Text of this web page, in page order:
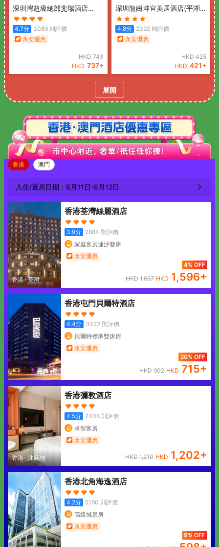
深圳灣超級總部斐瑞酒店
(Shenzhen Bay Super
Headquarters Feria Hotel)
4.7分 3089 則評價
永安優惠
HKD743
HKD 737+
深圳龍崗坤宜美居酒店(平湖
站店) (Mercure Shenzhen
Longgang(Longgang
Wanda Plaza Branch))
4.8分 2392 則評價
永安優惠
HKD425
HKD 421+
展開
香港 澳門
入住/退房日期： 8月11日-8月12日
香港·荃灣
香港荃灣絲麗酒店
3.9分 2884 則評價
家庭客房連沙發床
永安優惠
4% OFF
HKD1,667 HKD 1,596+
香港屯門貝爾特酒店
4.4分 3422則評價
貝爾特標準雙床房
永安優惠
20% OFF
HKD902 HKD 715+
香港·油麻地
香港彌敦酒店
4.5分 2408則評價
卓智客房
永安優惠
HKD1,210 HKD 1,202+
香港北角海逸酒店
4.2分 5160 則評價
高級城景房
永安優惠
9% OFF